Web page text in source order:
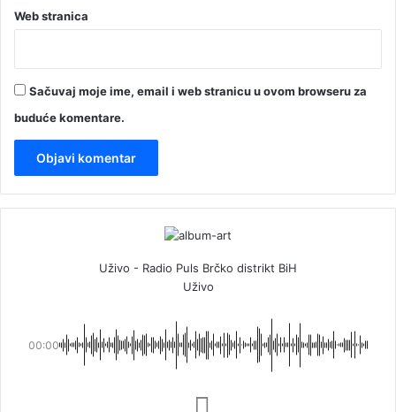
Web stranica
Sačuvaj moje ime, email i web stranicu u ovom browseru za
buduće komentare.
Uživo - Radio Puls Brčko distrikt BiH
Uživo
00:00